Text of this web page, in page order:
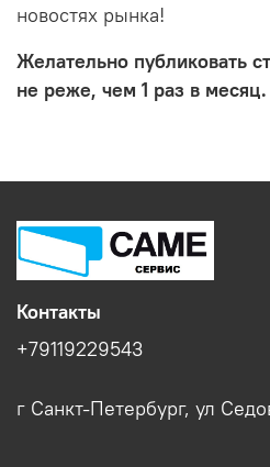
новостях рынка!
Желательно публиковать
не реже, чем 1 раз в месяц.
Контакты
+79119229543
г Санкт-Петербург, ул